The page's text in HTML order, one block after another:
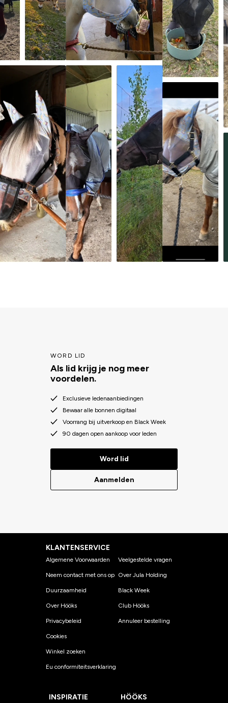
WORD LID
Als lid krijg je nog meer
voordelen.
Exclusieve ledenaanbiedingen
Bewaar alle bonnen digitaal
Voorrang bij uitverkoop en Black Week
90 dagen open aankoop voor leden
Word lid
Aanmelden
KLANTENSERVICE
Algemene Voorwaarden
Neem contact met ons op
Duurzaamheid
Over Hööks
Privacybeleid
Cookies
Winkel zoeken
Eu conformiteitsverklaring
Veelgestelde vragen
Over Jula Holding
Black Week
Club Hööks
Annuleer bestelling
INSPIRATIE
HÖÖKS